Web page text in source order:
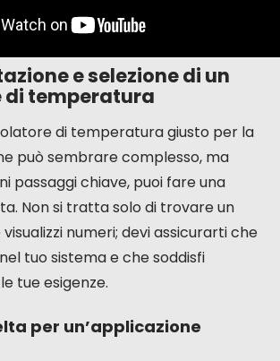
e selezione di un
temperatura
di temperatura giusto per la
può sembrare complesso, ma
passaggi chiave, puoi fare una
Non si tratta solo di trovare un
numeri; devi assicurarti che
tuo sistema e che soddisfi
tue esigenze.
per un’applicazione